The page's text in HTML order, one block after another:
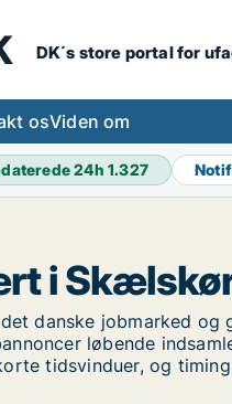
DK´s store portal for
osViden om
24h1.327
i
danske jobmarked
løbende
tidsvinduer, og